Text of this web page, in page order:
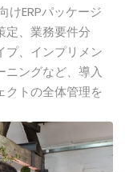
けERPパッケージ
定、業務要件分
プ、インプリメン
ニングなど、導入
クトの全体管理を